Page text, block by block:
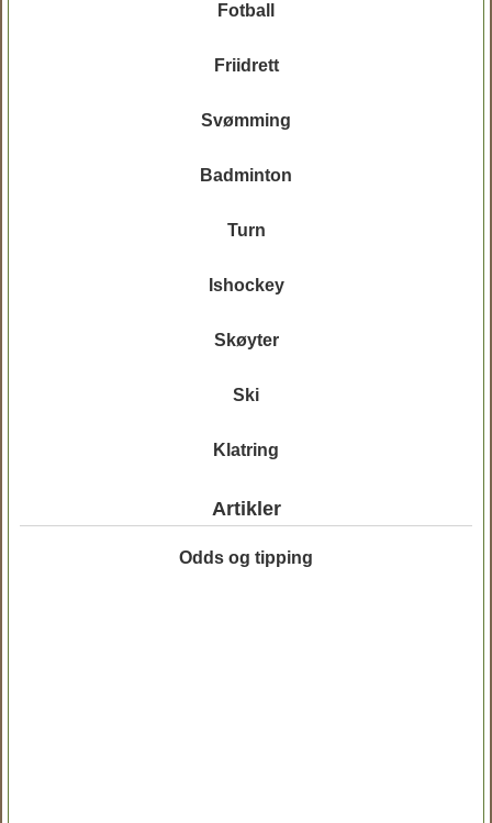
Fotball
Friidrett
Svømming
Badminton
Turn
Ishockey
Skøyter
Ski
Klatring
Artikler
Odds og tipping